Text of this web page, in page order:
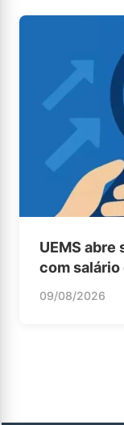
UEMS
com salário
09/08/2026